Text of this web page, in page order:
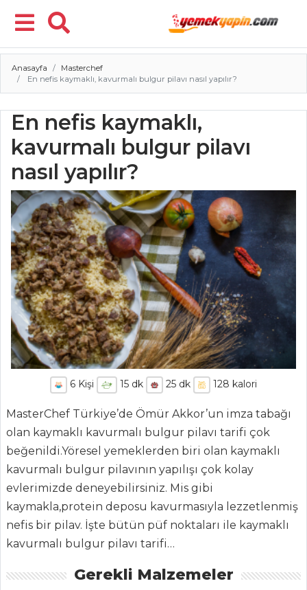
Menü
ANASAYFA
BLOG
Medya
Anasayfa
Masterchef
En nefis kaymaklı, kavurmalı bulgur pilavı nasıl yapılır?
En nefis kaymaklı,
kavurmalı bulgur pilavı
nasıl yapılır?
6 Kişi 15dk 25dk 128 kalori
MasterChef Türkiye’de Ömür Akkor’un imza tabağı
olan kaymaklı kavurmalı bulgur pilavı tarifi çok
beğenildi.Yöresel yemeklerden biri olan kaymaklı
kavurmalı bulgur pilavının yapılışı çok kolay
evlerimizde deneyebilirsiniz. Mis gibi
kaymakla,protein deposu kavurmasıyla lezzetlenmiş
nefis bir pilav. İşte bütün püf noktaları ile kaymaklı
kavurmalı bulgur pilavı tarifi…
Gerekli Malzemeler